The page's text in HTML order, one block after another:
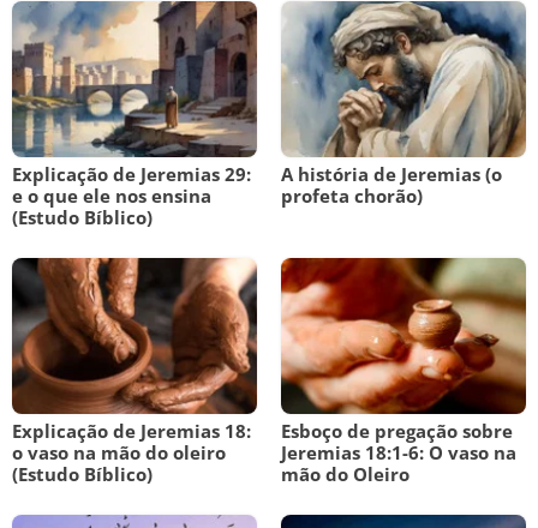
Explicação de Jeremias 29:
e o que ele nos ensina
(Estudo Bíblico)
A história de Jeremias (o
profeta chorão)
Explicação de Jeremias 18:
o vaso na mão do oleiro
(Estudo Bíblico)
Esboço de pregação sobre
Jeremias 18:1-6: O vaso na
mão do Oleiro